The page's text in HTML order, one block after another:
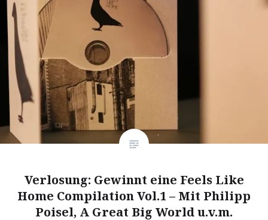
Verlosung: Gewinnt eine Feels Like
Home Compilation Vol.1 – Mit Philipp
Poisel, A Great Big World u.v.m.